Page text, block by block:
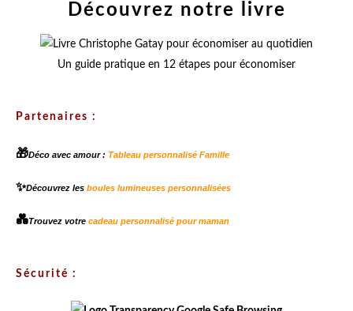
Découvrez notre livre
Un guide pratique en 12 étapes pour économiser
Partenaires :
🎁Déco avec amour : Tableau personnalisé Famille
✨Découvrez les boules lumineuses personnalisées
💑Trouvez votre cadeau personnalisé pour maman
Sécurité :